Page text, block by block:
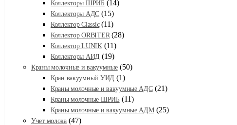
Коллекторы ШРИБ (14)
Коллекторы АДС (15)
Коллектор Classic (11)
Коллектор ORBITER (28)
Коллектор LUNIK (11)
Коллекторы АИД (19)
Краны молочные и вакуумные (50)
Кран вакуумный УИД (1)
Краны молочные и вакуумные АДС (21)
Краны молочные ШРИБ (11)
Краны молочные и вакуумные АДМ (25)
Учет молока (47)